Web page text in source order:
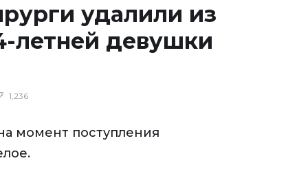
удалили из
летней девушки
1,236
момент поступления